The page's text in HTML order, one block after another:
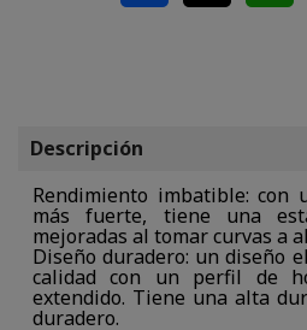
Descripción
Rendimiento imbatible: con
más fuerte, tiene una
mejoradas al tomar curvas a
Diseño duradero: un diseño
calidad con un perfil de
extendido. Tiene una alta
duradero.